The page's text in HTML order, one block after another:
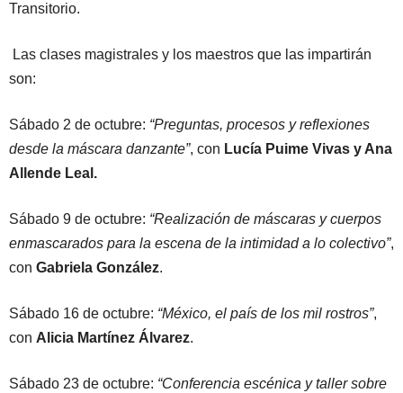
Transitorio.
Las clases magistrales y los maestros que las impartirán
son:
Sábado 2 de octubre: “Preguntas, procesos y reflexiones
desde la máscara danzante”, con Lucía Puime Vivas y Ana
Allende Leal.
Sábado 9 de octubre: “Realización de máscaras y cuerpos
enmascarados para la escena de la intimidad a lo colectivo”,
con Gabriela González.
Sábado 16 de octubre: “México, el país de los mil rostros”,
con Alicia Martínez Álvarez.
Sábado 23 de octubre: “Conferencia escénica y taller sobre